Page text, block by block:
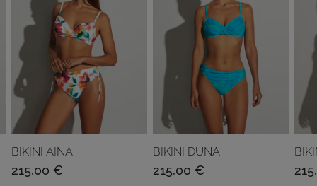
BIKINI AINA
215,00 €
BIKINI DUNA
215,00 €